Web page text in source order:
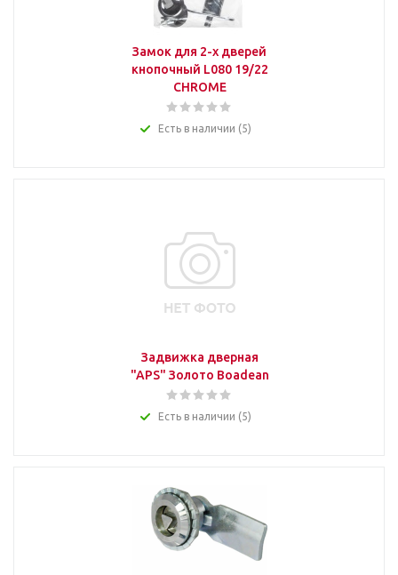
Замок для 2-х дверей
кнопочный L080 19/22
CHROME
Есть в наличии (5)
Задвижка дверная
"APS" Золото Boadean
Есть в наличии (5)